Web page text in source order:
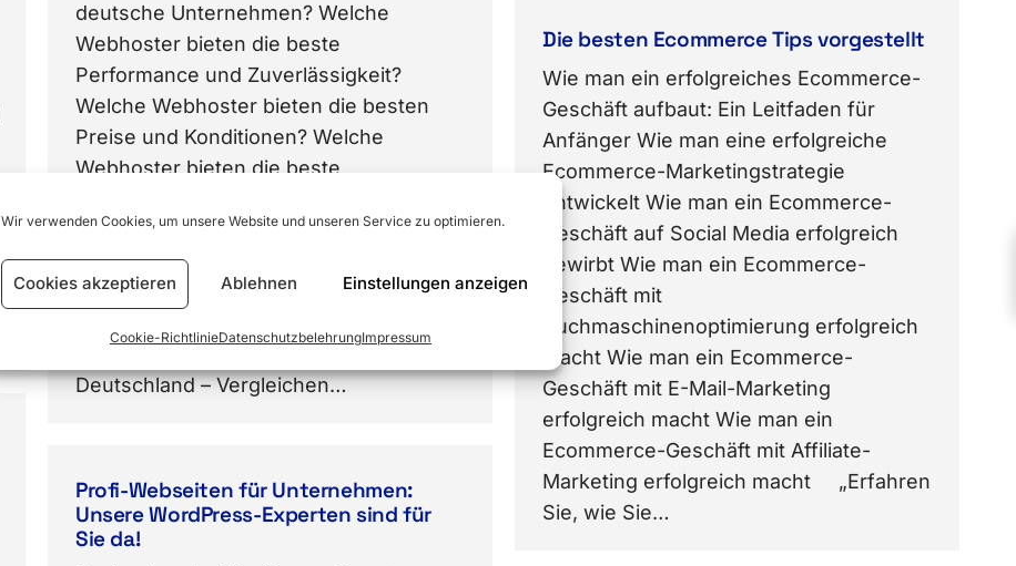
Wir verwenden Cookies, um unsere Website und unseren Service zu optimieren.
Cookies akzeptieren Ablehnen Einstellungen anzeigen
Cookie-RichtlinieDatenschutzbelehrungImpressum
deutsche Unternehmen? Welche
Webhoster bieten die beste
Performance und Zuverlässigkeit?
Welche Webhoster bieten die besten
Preise und Konditionen? Welche
Webhoster bieten die beste
bieten die besten
Sicherheitsfunktionen? Welche
Webhoster bieten die besten Tools und
Deutschland – Vergleichen…
Die besten Ecommerce Tips vorgestellt
Wie man ein erfolgreiches Ecommerce-
Geschäft aufbaut: Ein Leitfaden für
Anfänger Wie man eine erfolgreiche
Ecommerce-Marketingstrategie
entwickelt Wie man ein Ecommerce-
Geschäft auf Social Media erfolgreich
bewirbt Wie man ein Ecommerce-
Geschäft mit
Suchmaschinenoptimierung erfolgreich
macht Wie man ein Ecommerce-
Geschäft mit E-Mail-Marketing
erfolgreich macht Wie man ein
Ecommerce-Geschäft mit Affiliate-
Marketing erfolgreich macht „Erfahren
Sie, wie Sie…
Profi-Webseiten für Unternehmen:
Unsere WordPress-Experten sind für
Sie da!